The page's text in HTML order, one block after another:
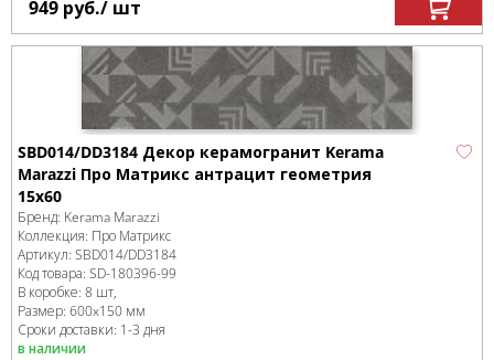
949 руб./ шт
SBD014/DD3184 Декор керамогранит Kerama
Marazzi Про Матрикс антрацит геометрия
15x60
Бренд: Kerama Marazzi
Коллекция: Про Матрикс
Артикул: SBD014/DD3184
Код товара: SD-180396-99
В коробке: 8 шт,
Размер: 600x150 мм
Сроки доставки: 1-3 дня
в наличии